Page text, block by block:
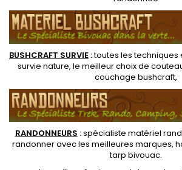
BUSHCRAFT SURVIE :toutes les techniques
survie nature, le meilleur choix de
couchage bushcraft,
RANDONNEURS :spécialiste matériel
randonner avec les meilleures marques,
tarp bivouac.